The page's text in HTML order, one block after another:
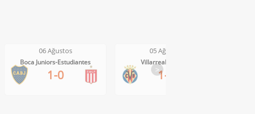
05 Ağustos
Villarreal-Levante
1-0
05 Ağustos
AC Milan-Inter
1-1
>